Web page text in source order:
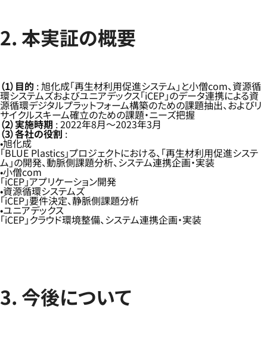
2. 本実証の概要
（1）目的 : 旭化成「再生材利用促進システム」と小僧com、資源循
環システムズおよびユニアデックス「iCEP」のデータ連携による資
源循環デジタルプラットフォーム構築のための課題抽出、およびリ
サイクルスキーム確立のための課題・ニーズ把握
（2）実施時期 : 2022年8月～2023年3月
（3）各社の役割 :
旭化成
「BLUE Plastics」プロジェクトにおける、「再生材利用促進システ
ム」の開発、動脈側課題分析、システム連携企画・実装
小僧com
「iCEP」アプリケーション開発
資源循環システムズ
「iCEP」要件決定、静脈側課題分析
ユニアデックス
「iCEP」クラウド環境整備、システム連携企画・実装
3. 今後について